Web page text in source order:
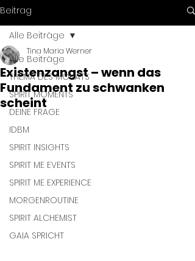
Beitrag
Alle Beiträge
THEMA DES MONATS
SPIRIT MOMENTS
DEINE FRAGE
IDBM
SPIRIT INSIGHTS
SPIRIT ME EVENTS
SPIRIT ME EXPERIENCE
MORGENROUTINE
SPIRIT ALCHEMIST
GAIA SPRICHT
Alle Beiträge
Existenzangst – wenn das
Fundament zu schwanken
scheint
Tina Maria Werner